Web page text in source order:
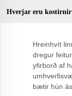
Hverjar eru
Hreinhvít
dregur
yfirborð af
bætir hún